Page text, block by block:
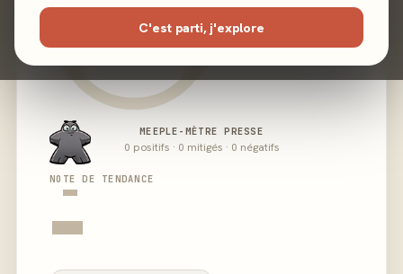
C'est parti, j'explore
-
MEEPLE-MÈTRE PRESSE
0 positifs · 0 mitigés · 0 négatifs
NOTE DE TENDANCE
-